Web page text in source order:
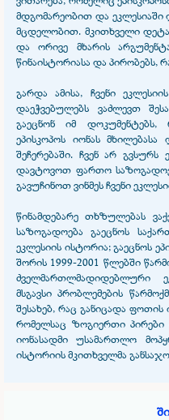
მდგომარეობით და
მცდელობით. მკითხველი
და ორივე მხარის
წინაისტორიასა და პირობებს,
გარდა ამისა, ჩვენი
დაეჭვებულებს ვაძლევთ
გაეცნონ იმ დოკუმენტებს,
ეპისკოპოს იონას
შეჩერებაში. ჩვენ არ
დავტოვოთ ფართო
გავუჩინოთ ვინმეს ჩვენი
წინამდებარე თხზულებას
საზოგადოება გაეცნოს
ეკლესიის ისტორია; გაეცნოს
შორის 1999-2001 წლებში
ძველმართლმადიდებლური
მსგავსი პრობლემების
შესახებ, რაც განიცადა
რომელსაც ზოგიერთი პირები
იონასადმი უსამართლო
ისტორიის მკითხველმა